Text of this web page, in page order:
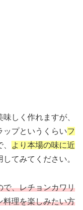
しく作れますが、
ップというくらいフ
より本場の味に近
てみてください。
で、レチョンカワリ
料理を楽しみたい方